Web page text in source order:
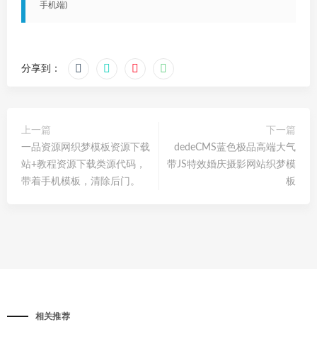
手机端)
分享到：
上一篇
一品资源网织梦模板资源下载
站+教程资源下载类源代码，
带着手机模板，清除后门。
下一篇
dedeCMS蓝色极品高端大气
带JS特效婚庆摄影网站织梦模
板
相关推荐